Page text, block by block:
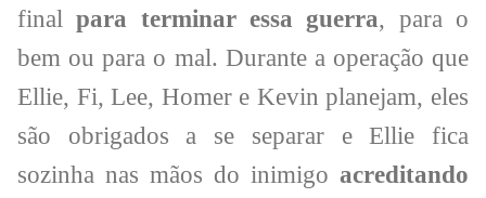
finalpara terminar essa guerra, para o
bem ou para o mal. Durante a operação que
Ellie, Fi, Lee, Homer e Kevin planejam, eles
são obrigados a se separar e Ellie fica
sozinha nas mãos do inimigo acreditando